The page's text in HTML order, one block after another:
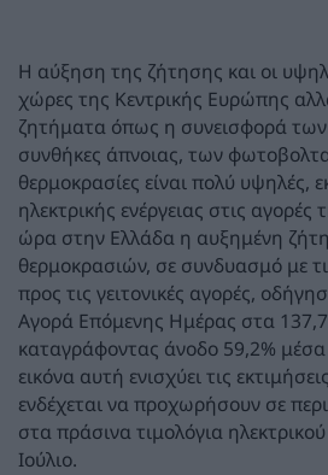
Η αύξηση της ζήτησης και οι
χώρες της Κεντρικής Ευρώπης
ζητήματα όπως η συνεισφορά των
συνθήκες άπνοιας, των
θερμοκρασίες είναι πολύ υψηλές,
ηλεκτρικής ενέργειας στις
ώρα στην Ελλάδα η αυξημένη
θερμοκρασιών, σε συνδυασμό με
προς τις γειτονικές αγορές,
Αγορά Επόμενης Ημέρας στα
καταγράφοντας άνοδο 59,2%
εικόνα αυτή ενισχύει τις
ενδέχεται να προχωρήσουν σε
στα πράσινα τιμολόγια
Ιούλιο.